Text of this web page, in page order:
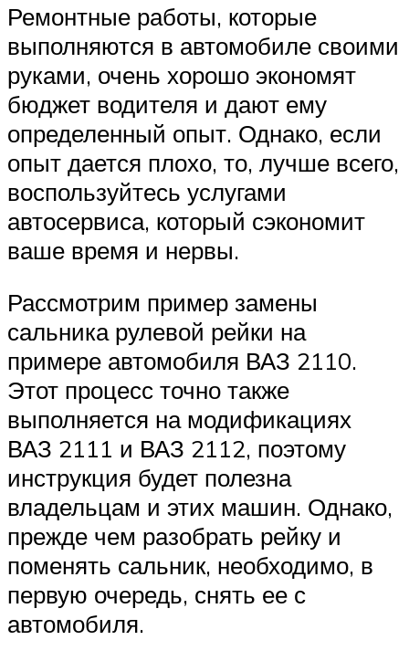
Ремонтные работы, которые
выполняются в автомобиле своими
руками, очень хорошо экономят
бюджет водителя и дают ему
определенный опыт. Однако, если
опыт дается плохо, то, лучше всего,
воспользуйтесь услугами
автосервиса, который сэкономит
ваше время и нервы.
Рассмотрим пример замены
сальника рулевой рейки на
примере автомобиля ВАЗ 2110.
Этот процесс точно также
выполняется на модификациях
ВАЗ 2111 и ВАЗ 2112, поэтому
инструкция будет полезна
владельцам и этих машин. Однако,
прежде чем разобрать рейку и
поменять сальник, необходимо, в
первую очередь, снять ее с
автомобиля.